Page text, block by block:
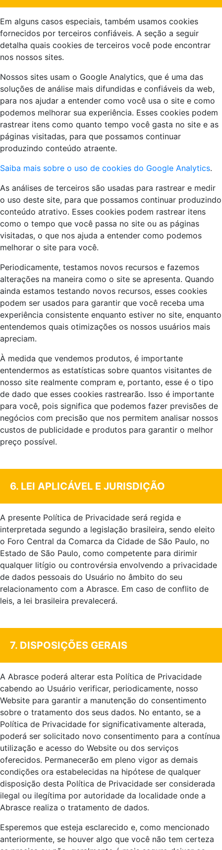
Em alguns casos especiais, também usamos cookies
fornecidos por terceiros confiáveis. A seção a seguir
detalha quais cookies de terceiros você pode encontrar
nos nossos sites.
Nossos sites usam o Google Analytics, que é uma das
soluções de análise mais difundidas e confiáveis da web,
para nos ajudar a entender como você usa o site e como
podemos melhorar sua experiência. Esses cookies podem
rastrear itens como quanto tempo você gasta no site e as
páginas visitadas, para que possamos continuar
produzindo conteúdo atraente.
Saiba mais sobre o uso de cookies do Google Analytics.
As análises de terceiros são usadas para rastrear e medir
o uso deste site, para que possamos continuar produzindo
conteúdo atrativo. Esses cookies podem rastrear itens
como o tempo que você passa no site ou as páginas
visitadas, o que nos ajuda a entender como podemos
melhorar o site para você.
Periodicamente, testamos novos recursos e fazemos
alterações na maneira como o site se apresenta. Quando
ainda estamos testando novos recursos, esses cookies
podem ser usados para garantir que você receba uma
experiência consistente enquanto estiver no site, enquanto
entendemos quais otimizações os nossos usuários mais
apreciam.
À medida que vendemos produtos, é importante
entendermos as estatísticas sobre quantos visitantes de
nosso site realmente compram e, portanto, esse é o tipo
de dado que esses cookies rastrearão. Isso é importante
para você, pois significa que podemos fazer previsões de
negócios com precisão que nos permitem analisar nossos
custos de publicidade e produtos para garantir o melhor
preço possível.
6. LEI APLICÁVEL E JURISDIÇÃO
A presente Política de Privacidade será regida e
interpretada segundo a legislação brasileira, sendo eleito
o Foro Central da Comarca da Cidade de São Paulo, no
Estado de São Paulo, como competente para dirimir
qualquer litígio ou controvérsia envolvendo a privacidade
de dados pessoais do Usuário no âmbito do seu
relacionamento com a Abrasce. Em caso de conflito de
leis, a lei brasileira prevalecerá.
7. DISPOSIÇÕES GERAIS
A Abrasce poderá alterar esta Política de Privacidade
cabendo ao Usuário verificar, periodicamente, nosso
Website para garantir a manutenção do consentimento
sobre o tratamento dos seus dados. No entanto, se a
Política de Privacidade for significativamente alterada,
poderá ser solicitado novo consentimento para a contínua
utilização e acesso do Website ou dos serviços
oferecidos. Permanecerão em pleno vigor as demais
condições ora estabelecidas na hipótese de qualquer
disposição desta Política de Privacidade ser considerada
ilegal ou ilegítima por autoridade da localidade onde a
Abrasce realiza o tratamento de dados.
Esperemos que esteja esclarecido e, como mencionado
anteriormente, se houver algo que você não tem certeza